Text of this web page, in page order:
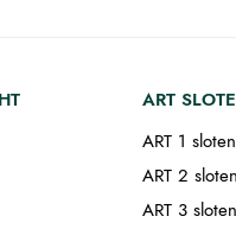
ART
ART 1
ART 2
ART 3